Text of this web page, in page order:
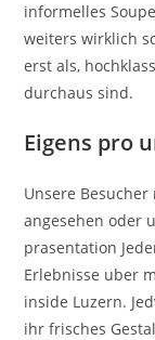
informelles
weiters wirklich
erst als,
durchaus sind.
Eigens pro
Unsere
angesehen oder
prasentation
Erlebnisse uber
inside Luzern.
ihr frisches